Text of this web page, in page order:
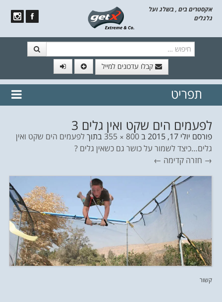
אקסטרים בים , בשלג ועל
גלגלים
קבלו עדכונים למייל
// הצטרף לרשימת תפוצה!
נשמח
תפריט
לפעמים הים שקט ואין גלים 3
פורסם יולי 17, 2015 ב800 × 355 בתוך לפעמים הים שקט ואין
גלים…כיצד לשמור על כושר גם כשאין גלים ?
→ חזרה קדימה ←
קשור